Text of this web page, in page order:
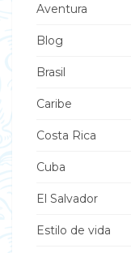
Aventura
Blog
Brasil
Caribe
Costa Rica
Cuba
El Salvador
Estilo de vida